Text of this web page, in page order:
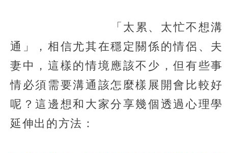
「太累、太忙不想溝
通」，相信尤其在穩定關係的情侶、夫
妻中，這樣的情境應該不少，但有些事
情必須需要溝通該怎麼樣展開會比較好
呢？這邊想和大家分享幾個透過心理學
延伸出的方法：​